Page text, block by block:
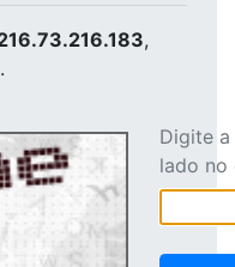
,
Digite
lado no